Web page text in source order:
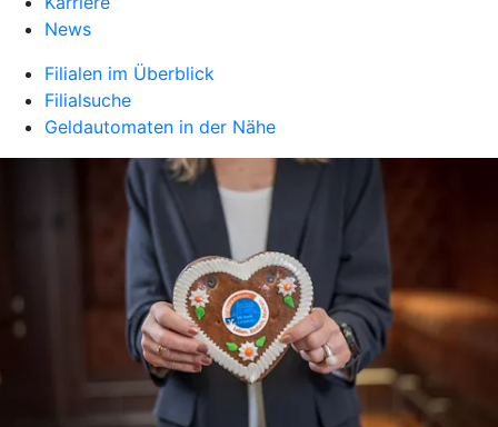
News
Filialen im Überblick
Filialsuche
Geldautomaten in der Nähe